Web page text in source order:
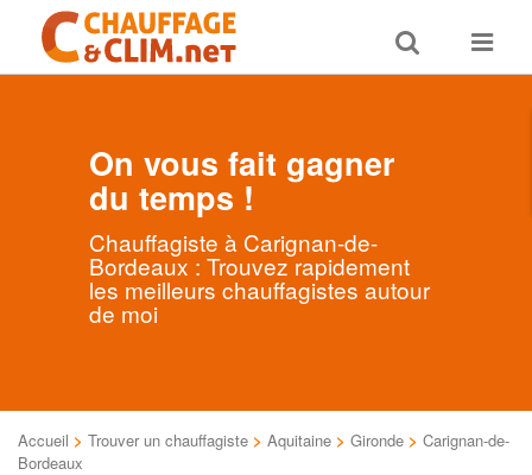
Toggle
search
Toggle
On vous fait gagner
du temps !
Chauffagiste à Carignan-de-
Bordeaux : Trouvez rapidement
les meilleurs chauffagistes autour
de moi
Accueil > Trouver un chauffagiste > Aquitaine > Gironde > Carignan-de-
Bordeaux